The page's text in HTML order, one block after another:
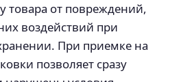
товара от повреждений,
воздействий при
При приемке на
позволяет сразу